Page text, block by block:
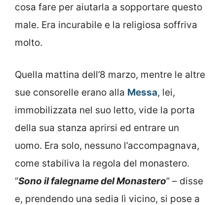
cosa fare per aiutarla a sopportare questo
male. Era incurabile e la religiosa soffriva
molto.
Quella mattina dell’8 marzo, mentre le altre
sue consorelle erano alla Messa, lei,
immobilizzata nel suo letto, vide la porta
della sua stanza aprirsi ed entrare un
uomo. Era solo, nessuno l’accompagnava,
come stabiliva la regola del monastero.
“Sono il falegname del Monastero” – disse
e, prendendo una sedia lì vicino, si pose a